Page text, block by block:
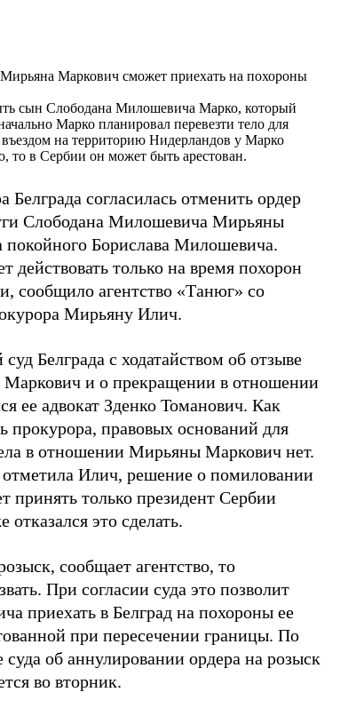
Маркович сможет приехать на похороны
сын Слободана Милошевича Марко, который
Марко планировал перевезти тело для
на территорию Нидерландов у Марко
то в Сербии он может быть арестован.
Белграда согласилась отменить ордер
Слободана Милошевича Мирьяны
покойного Борислава Милошевича.
действовать только на время похорон
сообщило агентство «Танюг» со
Мирьяну Илич.
Белграда с ходатайством об отзыве
и о прекращении в отношении
ее адвокат Зденко Томанович. Как
прокурора, правовых оснований для
в отношении Мирьяны Маркович нет.
отметила Илич, решение о помиловании
только президент Сербии
это сделать.
сообщает агентство, то
При согласии суда это позволит
приехать в Белград на похороны ее
при пересечении границы. По
об аннулировании ордера на розыск
во вторник.